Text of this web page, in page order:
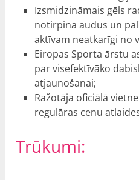
Izsmidzināmais gēls
notirpina audus un
aktīvam neatkarīgi no
Eiropas Sporta ārstu
par visefektīvāko
atjaunošanai;
Ražotāja oficiālā
regulāras cenu
Trūkumi: